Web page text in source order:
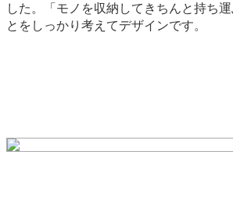
した。「モノを収納してきちんと持ち
とをしっかり考えてデザインです。